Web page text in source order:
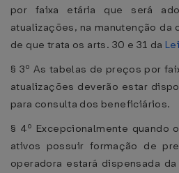
por faixa etária que será
atualizações, na manutenção
de que trata os arts. 30 e 31 da
§ 3º As tabelas de preços por
atualizações deverão estar
para consulta dos beneficiários.
§ 4º Excepcionalmente quando
ativos possuir formação de
operadora estará dispensada